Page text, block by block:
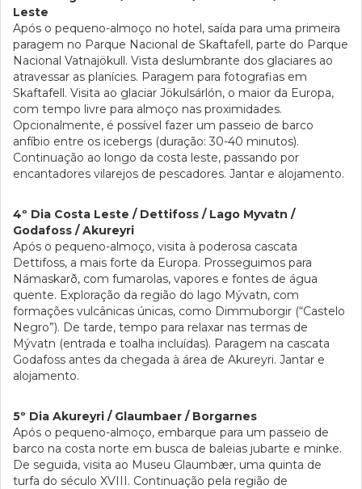
Leste
Após o pequeno-almoço no hotel, saída para uma primeira
paragem no Parque Nacional de Skaftafell, parte do Parque
Nacional Vatnajökull. Vista deslumbrante dos glaciares ao
atravessar as planícies. Paragem para fotografias em
Skaftafell. Visita ao glaciar Jökulsárlón, o maior da Europa,
com tempo livre para almoço nas proximidades.
Opcionalmente, é possível fazer um passeio de barco
anfíbio entre os icebergs (duração: 30-40 minutos).
Continuação ao longo da costa leste, passando por
encantadores vilarejos de pescadores. Jantar e alojamento.
4º Dia Costa Leste / Dettifoss / Lago Myvatn /
Godafoss / Akureyri
Após o pequeno-almoço, visita à poderosa cascata
Dettifoss, a mais forte da Europa. Prosseguimos para
Námaskarð, com fumarolas, vapores e fontes de água
quente. Exploração da região do lago Mývatn, com
formações vulcânicas únicas, como Dimmuborgir (“Castelo
Negro”). De tarde, tempo para relaxar nas termas de
Mývatn (entrada e toalha incluídas). Paragem na cascata
Godafoss antes da chegada à área de Akureyri. Jantar e
alojamento.
5º Dia Akureyri / Glaumbaer / Borgarnes
Após o pequeno-almoço, embarque para um passeio de
barco na costa norte em busca de baleias jubarte e minke.
De seguida, visita ao Museu Glaumbær, uma quinta de
turfa do século XVIII. Continuação pela região de